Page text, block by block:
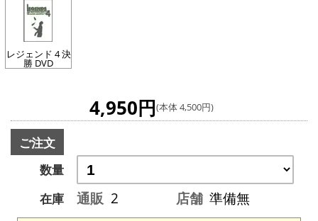
レジェンド 4 決
勝 DVD
4,950円(本体 4,500円)
ご注文
数量
在庫
通販 2 店舗 準備無